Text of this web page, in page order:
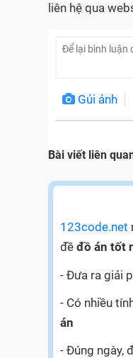
liên hệ qua
Gủi ảnh
Bài viết liên
123code.net
đề đồ án tốt
- Đưa ra giải
- Có nhiều
án
- Đúng ngày,